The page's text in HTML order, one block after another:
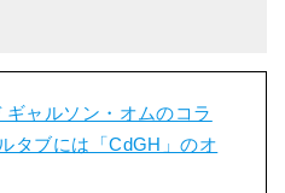
ャルソン・オムのコラ
タブには「CdGH」のオ